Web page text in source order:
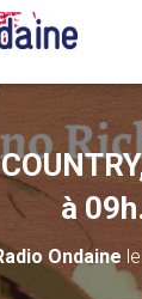
à
Ondaine le